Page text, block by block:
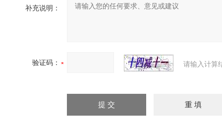
补充说明：
验证码： 请输入计算